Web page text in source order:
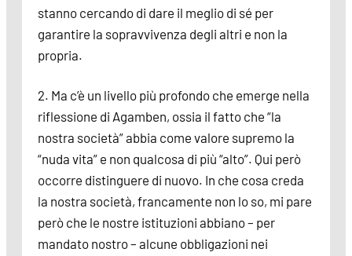
stanno cercando di dare il meglio di sé per
garantire la sopravvivenza degli altri e non la
propria.
2. Ma c’è un livello più profondo che emerge nella
riflessione di Agamben, ossia il fatto che “la
nostra società” abbia come valore supremo la
“nuda vita” e non qualcosa di più “alto”. Qui però
occorre distinguere di nuovo. In che cosa creda
la nostra società, francamente non lo so, mi pare
però che le nostre istituzioni abbiano – per
mandato nostro – alcune obbligazioni nei